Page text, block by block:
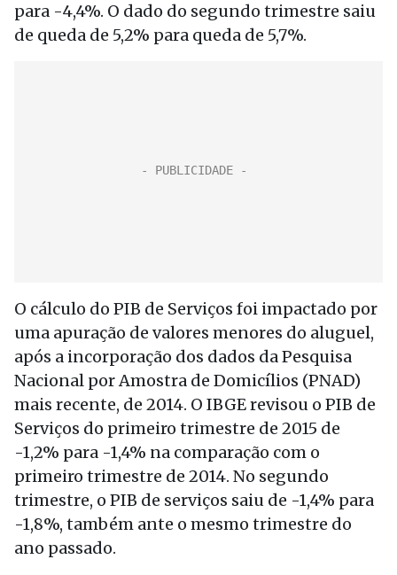
para -4,4%. O dado do segundo trimestre saiu
de queda de 5,2% para queda de 5,7%.
O cálculo do PIB de Serviços foi impactado por
uma apuração de valores menores do aluguel,
após a incorporação dos dados da Pesquisa
Nacional por Amostra de Domicílios (PNAD)
mais recente, de 2014. O IBGE revisou o PIB de
Serviços do primeiro trimestre de 2015 de
-1,2% para -1,4% na comparação com o
primeiro trimestre de 2014. No segundo
trimestre, o PIB de serviços saiu de -1,4% para
-1,8%, também ante o mesmo trimestre do
ano passado.